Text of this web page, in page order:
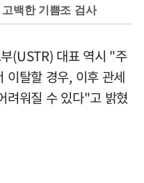
백한 기쁨조 검사
(USTR) 대표 역시 "주
이탈할 경우, 이후 관세
려워질 수 있다"고 밝혔